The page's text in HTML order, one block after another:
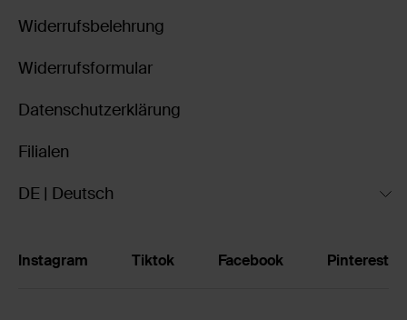
Widerrufsbelehrung
Widerrufsformular
Datenschutzerklärung
Filialen
DE | Deutsch
Instagram Tiktok Facebook Pinterest